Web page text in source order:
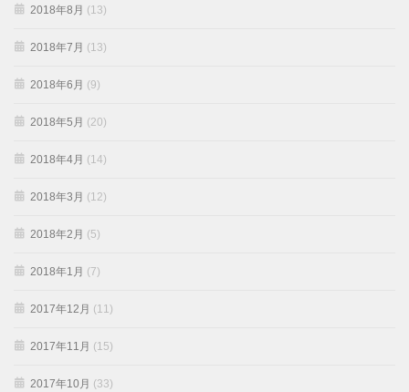
2018年8月 (13)
2018年7月 (13)
2018年6月 (9)
2018年5月 (20)
2018年4月 (14)
2018年3月 (12)
2018年2月 (5)
2018年1月 (7)
2017年12月 (11)
2017年11月 (15)
2017年10月 (33)